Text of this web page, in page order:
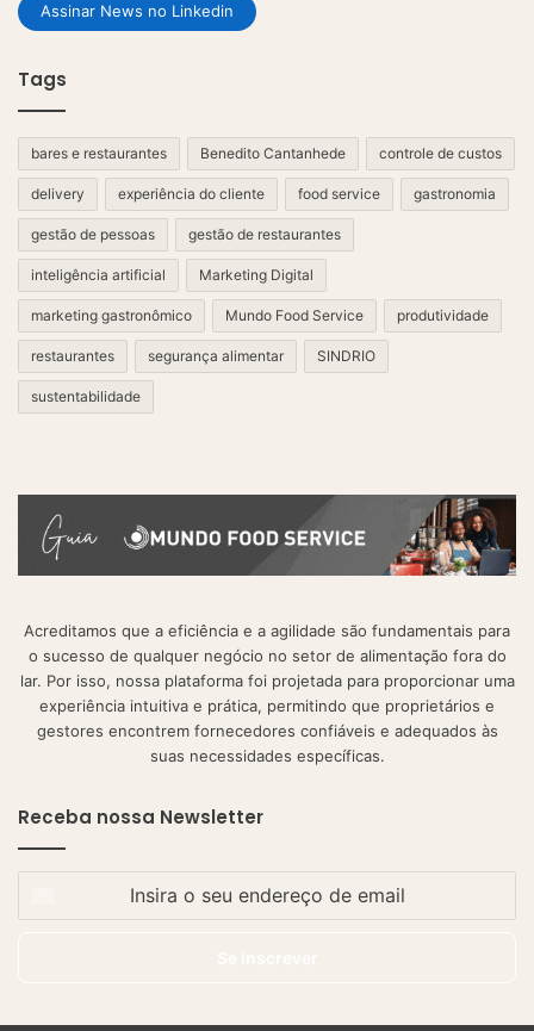
Assinar News no Linkedin
Tags
bares e restaurantes Benedito Cantanhede controle de custos
delivery experiência do cliente food service gastronomia
gestão de pessoas gestão de restaurantes
inteligência artificial Marketing Digital
marketing gastronômico Mundo Food Service produtividade
restaurantes segurança alimentar SINDRIO
sustentabilidade
Acreditamos que a eficiência e a agilidade são fundamentais para
o sucesso de qualquer negócio no setor de alimentação fora do
lar. Por isso, nossa plataforma foi projetada para proporcionar uma
experiência intuitiva e prática, permitindo que proprietários e
gestores encontrem fornecedores confiáveis e adequados às
suas necessidades específicas.
Receba nossa Newsletter